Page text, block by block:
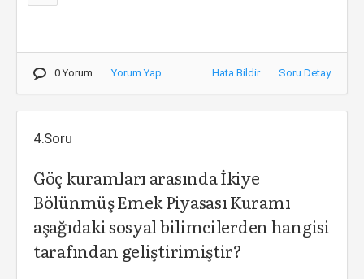
0 Yorum Yorum Yap Hata Bildir Soru Detay
4.Soru
Göç kuramları arasında İkiye
Bölünmüş Emek Piyasası Kuramı
aşağıdaki sosyal bilimcilerden hangisi
tarafından geliştirimiştir?